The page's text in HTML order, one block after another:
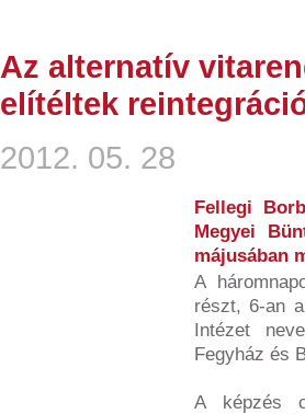
Az alternatív
elítéltek
2012. 05. 28
Fellegi
Megyei
májusában
A
részt, 6-an
Intézet
Fegyház és
A képzés